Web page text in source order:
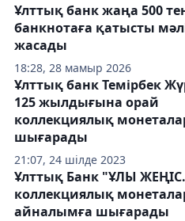
18:28, 28 мамыр 2026
Ұлттық банк жаңа 500
банкнотаға қатысты
жасады
21:07, 24 шілде 2023
Ұлттық банк Темірбек
125 жылдығына орай
коллекциялық
шығарады
Ұлттық Банк "ҰЛЫ
коллекциялық
айналымға шығарады